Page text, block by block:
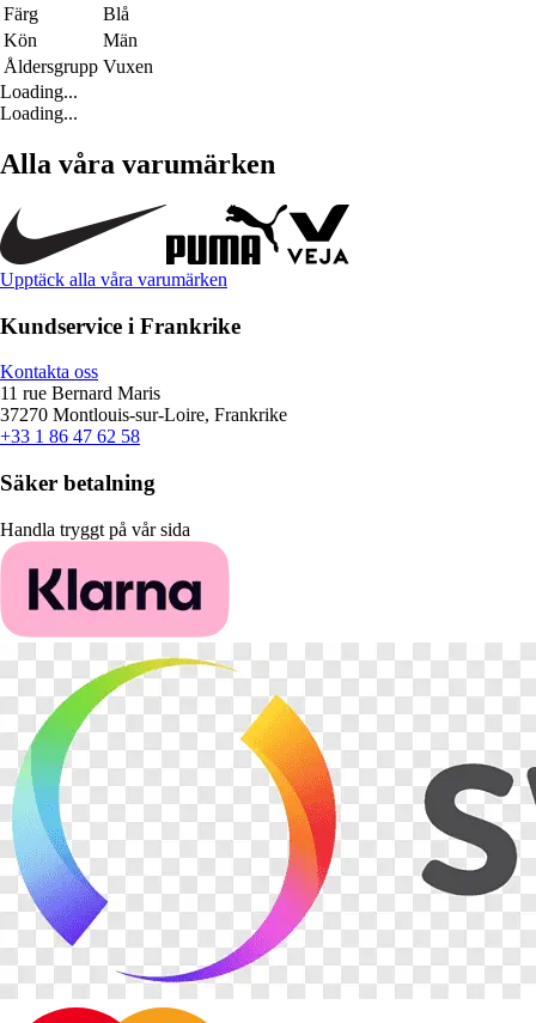
Färg
Blå
Kön
Män
Åldersgrupp Vuxen
Loading...
Loading...
Alla våra varumärken
Upptäck alla våra varumärken
Kundservice i Frankrike
Kontakta oss
11 rue Bernard Maris
37270 Montlouis-sur-Loire, Frankrike
+33 1 86 47 62 58
Säker betalning
Handla tryggt på vår sida